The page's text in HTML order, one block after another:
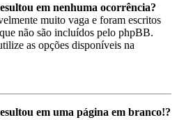
em nenhuma ocorrência?
muito vaga e foram escritos
não são incluídos pelo phpBB.
as opções disponíveis na
em uma página em branco!?